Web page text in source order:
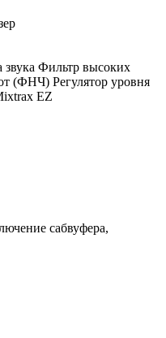
звука Фильтр высоких
(ФНЧ) Регулятор уровня
EZ
сабвуфера,